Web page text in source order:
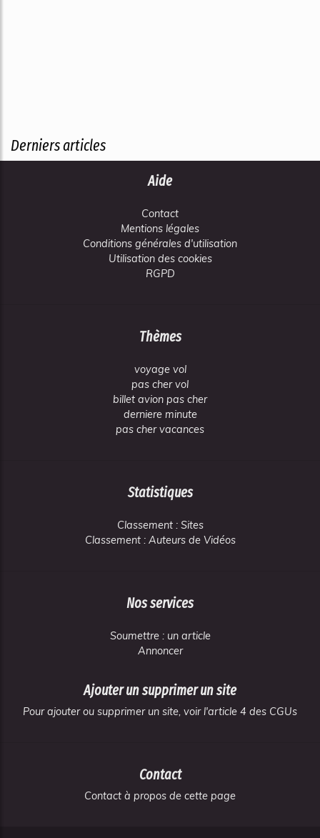
Derniers articles
Aide
Contact
Mentions légales
Conditions générales d'utilisation
Utilisation des cookies
RGPD
Thèmes
voyage vol
pas cher vol
billet avion pas cher
derniere minute
pas cher vacances
Statistiques
Classement : Sites
Classement : Auteurs de Vidéos
Nos services
Soumettre : un article
Annoncer
Ajouter un supprimer un site
Pour ajouter ou supprimer un site, voir l'article 4 des CGUs
Contact
Contact à propos de cette page